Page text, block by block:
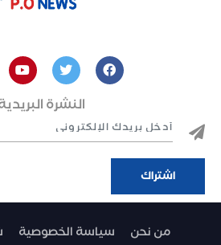
النشرة
من نحن سياسة الخصوصية